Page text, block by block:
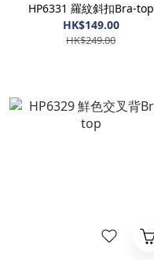
HP6331 羅紋斜扣Bra-top
HK$149.00
HK$249.00